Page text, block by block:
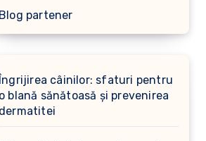
Blog partener
câinilor: sfaturi pentru
o blană sănătoasă și prevenirea
dermatitei